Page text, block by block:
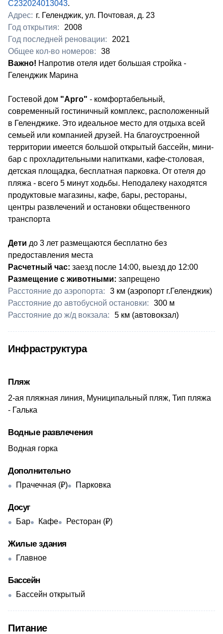
С232024013043.
Адрес: г. Геленджик, ул. Почтовая, д. 23
Год открытия:
2008
Год последней реновации:
2021
Общее кол-во номеров:
38
Важно! Напротив отеля идет большая стройка -
Геленджик Марина
​Гостевой дом "Арго" - комфортабельный,
современный гостиничный комплекс, расположенный
в Геленджике. Это идеальное место для отдыха всей
семьей или компанией друзей. На благоустроенной
территории имеется большой открытый бассейн, мини-
бар с прохладительными напитками, кафе-столовая,
детская площадка, бесплатная парковка. От отеля до
пляжа - всего 5 минут ходьбы. Неподалеку находятся
продуктовые магазины, кафе, бары, рестораны,
центры развлечений и остановки общественного
транспорта
Дети до 3 лет размещаются бесплатно без
предоставления места
Расчетный час: заезд после 14:00, выезд до 12:00
Размещение с животными: запрещено
Расстояние до аэропорта:
​3 км (аэропорт г.Геленджик)
Расстояние до автобусной остановки:
​300 м
Расстояние до ж/д вокзала:
5 км (автовокзал)
Инфраструктура
Пляж
2-ая пляжная линия, Муниципальный пляж, Тип пляжа
- Галька
Водные развлечения
Водная горка
Дополнительно
Прачечная (₽) Парковка
Досуг
Бар Кафе Ресторан (₽)
Жилые здания
Главное
Бассейн
Бассейн открытый
Питание